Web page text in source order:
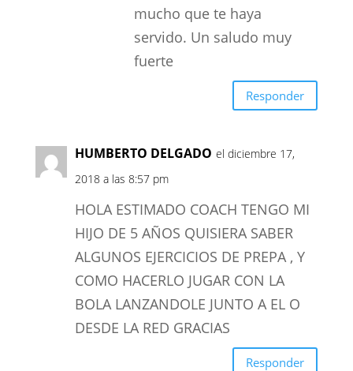
mucho que te haya
servido. Un saludo muy
fuerte
Responder
HUMBERTO DELGADO el diciembre 17,
2018 a las 8:57 pm
HOLA ESTIMADO COACH TENGO MI
HIJO DE 5 AÑOS QUISIERA SABER
ALGUNOS EJERCICIOS DE PREPA , Y
COMO HACERLO JUGAR CON LA
BOLA LANZANDOLE JUNTO A EL O
DESDE LA RED GRACIAS
Responder